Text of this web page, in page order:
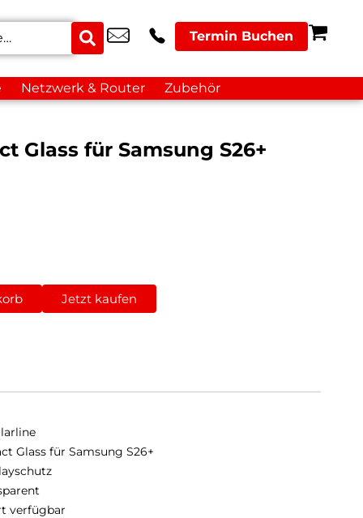
Termin Buchen
Netzwerk & Router Zubehör
Glass für Samsung S26+
Jetzt kaufen
Glass für Samsung S26+
verfügbar